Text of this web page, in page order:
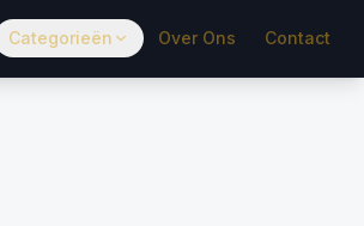
Categorieën Over Ons Contact